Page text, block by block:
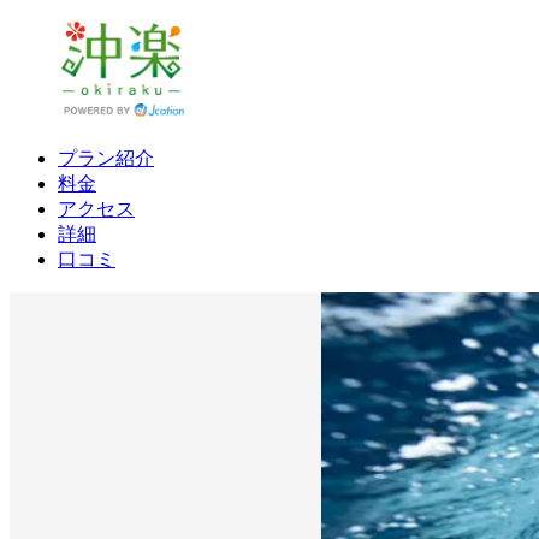
プラン紹介
料金
アクセス
詳細
口コミ